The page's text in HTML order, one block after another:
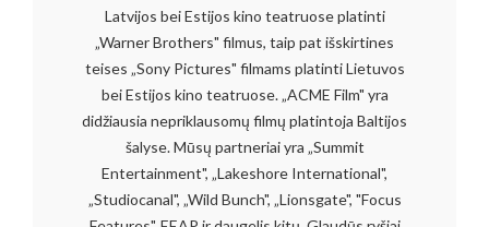
Latvijos bei Estijos kino teatruose platinti
„Warner Brothers" filmus, taip pat išskirtines
teises „Sony Pictures" filmams platinti Lietuvos
bei Estijos kino teatruose. „ACME Film" yra
didžiausia nepriklausomų filmų platintoja Baltijos
šalyse. Mūsų partneriai yra „Summit
Entertainment", „Lakeshore International",
„Studiocanal", „Wild Bunch", „Lionsgate", "Focus